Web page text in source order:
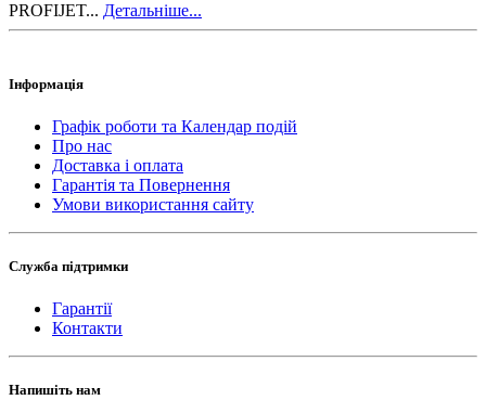
PROFIJET... Детальніше...
Інформація
Графік роботи та Календар подій
Про нас
Доставка і оплата
Гарантія та Повернення
Умови використання сайту
Служба підтримки
Гарантії
Контакти
Напишіть нам